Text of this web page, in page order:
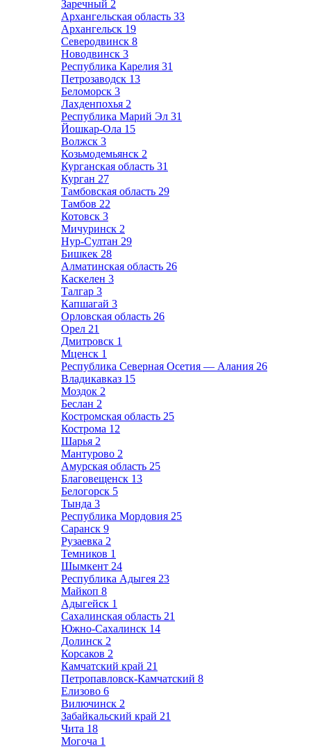
Заречный 2
Архангельская область 33
Архангельск 19
Северодвинск 8
Новодвинск 3
Республика Карелия 31
Петрозаводск 13
Беломорск 3
Лахденпохья 2
Республика Марий Эл 31
Йошкар-Ола 15
Волжск 3
Козьмодемьянск 2
Курганская область 31
Курган 27
Тамбовская область 29
Тамбов 22
Котовск 3
Мичуринск 2
Нур-Султан 29
Бишкек 28
Алматинская область 26
Каскелен 3
Талгар 3
Капшагай 3
Орловская область 26
Орел 21
Дмитровск 1
Мценск 1
Республика Северная Осетия — Алания 26
Владикавказ 15
Моздок 2
Беслан 2
Костромская область 25
Кострома 12
Шарья 2
Мантурово 2
Амурская область 25
Благовещенск 13
Белогорск 5
Тында 3
Республика Мордовия 25
Саранск 9
Рузаевка 2
Темников 1
Шымкент 24
Республика Адыгея 23
Майкоп 8
Адыгейск 1
Сахалинская область 21
Южно-Сахалинск 14
Долинск 2
Корсаков 2
Камчатский край 21
Петропавловск-Камчатский 8
Елизово 6
Вилючинск 2
Забайкальский край 21
Чита 18
Могоча 1